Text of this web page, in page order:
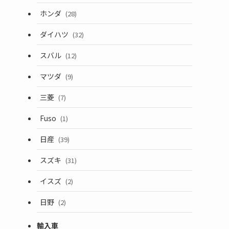
ホンダ (28)
ダイハツ (32)
スバル (12)
マツダ (9)
三菱 (7)
Fuso (1)
日産 (39)
スズキ (31)
イスズ (2)
日野 (2)